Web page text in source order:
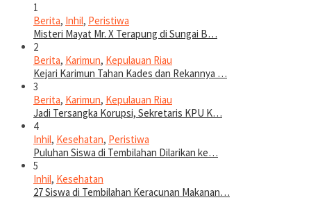
1
Berita, Inhil, Peristiwa
Misteri Mayat Mr. X Terapung di Sungai B…
2
Berita, Karimun, Kepulauan Riau
Kejari Karimun Tahan Kades dan Rekannya …
3
Berita, Karimun, Kepulauan Riau
Jadi Tersangka Korupsi, Sekretaris KPU K…
4
Inhil, Kesehatan, Peristiwa
Puluhan Siswa di Tembilahan Dilarikan ke…
5
Inhil, Kesehatan
27 Siswa di Tembilahan Keracunan Makanan…